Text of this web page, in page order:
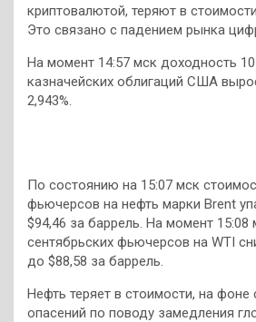
криптовалютой, теряют в
Это связано с падением рынка
На момент 14:57 мск доходность
казначейских облигаций США
2,943%.
По состоянию на 15:07 мск
фьючерсов на нефть марки Brent
$94,46 за баррель. На момент 15:08
сентябрьских фьючерсов на WTI
до $88,58 за баррель.
Нефть теряет в стоимости, на фоне
опасений по поводу замедления